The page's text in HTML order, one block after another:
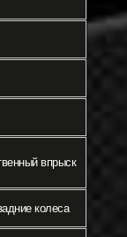
впрыск
колеса